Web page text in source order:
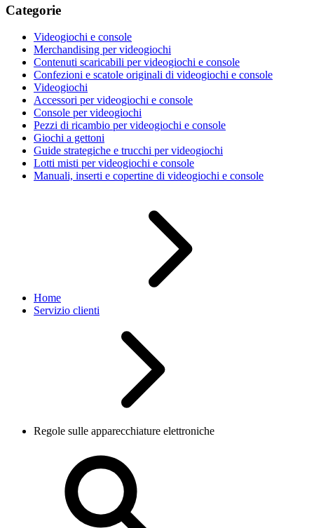
Categorie
Videogiochi e console
Merchandising per videogiochi
Contenuti scaricabili per videogiochi e console
Confezioni e scatole originali di videogiochi e console
Videogiochi
Accessori per videogiochi e console
Console per videogiochi
Pezzi di ricambio per videogiochi e console
Giochi a gettoni
Guide strategiche e trucchi per videogiochi
Lotti misti per videogiochi e console
Manuali, inserti e copertine di videogiochi e console
Home
Servizio clienti
Regole sulle apparecchiature elettroniche